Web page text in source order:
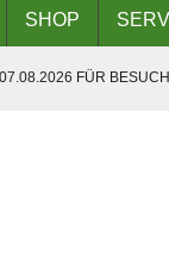
SHOP
FÜR